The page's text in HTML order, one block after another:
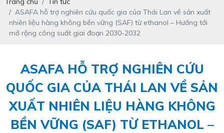
ASAFA hỗ trợ nghiên cứu quốc gia của Thái Lan về sản xuất
nhiên liệu hàng không bền vững (SAF) từ ethanol – Hướng tới
mở rộng công suất giai đoạn 2030-2032
ASAFA HỖ TRỢ NGHIÊN CỨU
QUỐC GIA CỦA THÁI LAN VỀ SẢN
XUẤT NHIÊN LIỆU HÀNG KHÔNG
BỀN VỮNG (SAF) TỪ ETHANOL –